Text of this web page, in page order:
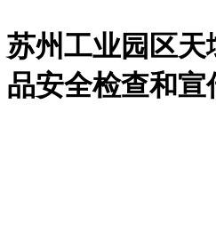
苏州工业园区天
品安全检查和宣